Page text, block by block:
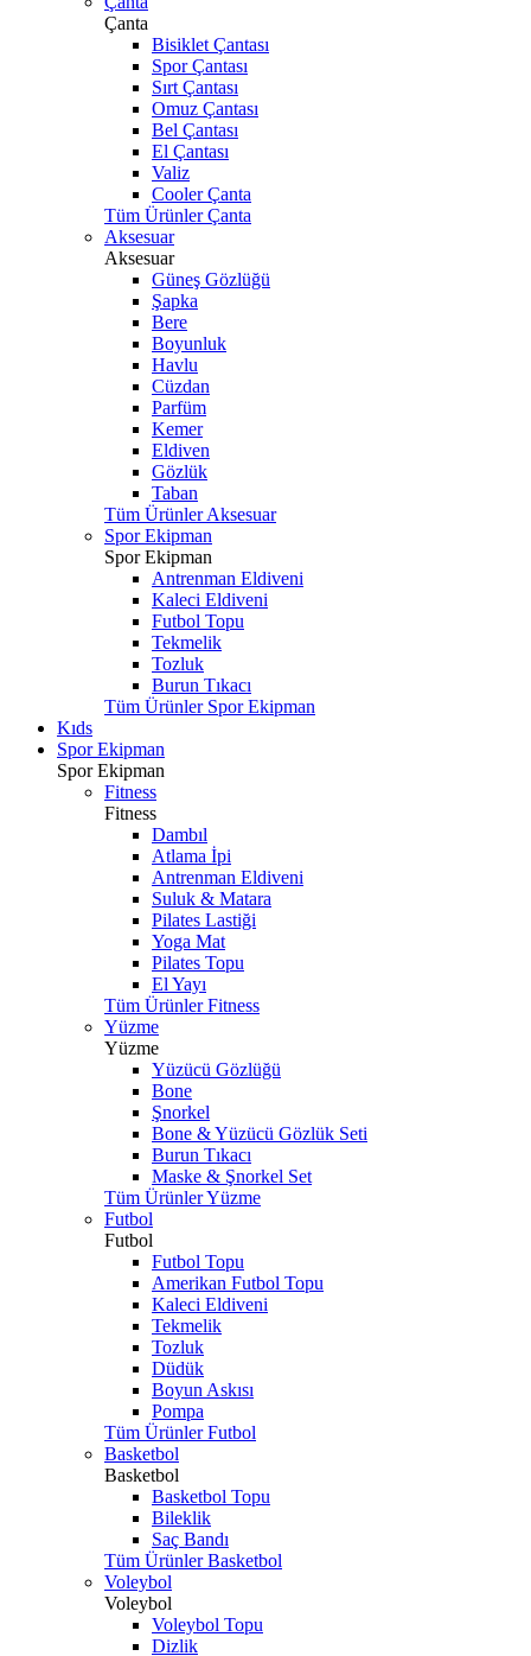
Çanta
Bisiklet Çantası
Spor Çantası
Sırt Çantası
Omuz Çantası
Bel Çantası
El Çantası
Valiz
Cooler Çanta
Tüm Ürünler Çanta
Aksesuar
Aksesuar
Güneş Gözlüğü
Şapka
Bere
Boyunluk
Havlu
Cüzdan
Parfüm
Kemer
Eldiven
Gözlük
Taban
Tüm Ürünler Aksesuar
Spor Ekipman
Spor Ekipman
Antrenman Eldiveni
Kaleci Eldiveni
Futbol Topu
Tekmelik
Tozluk
Burun Tıkacı
Tüm Ürünler Spor Ekipman
Kıds
Spor Ekipman
Spor Ekipman
Fitness
Fitness
Dambıl
Atlama İpi
Antrenman Eldiveni
Suluk & Matara
Pilates Lastiği
Yoga Mat
Pilates Topu
El Yayı
Tüm Ürünler Fitness
Yüzme
Yüzme
Yüzücü Gözlüğü
Bone
Şnorkel
Bone & Yüzücü Gözlük Seti
Burun Tıkacı
Maske & Şnorkel Set
Tüm Ürünler Yüzme
Futbol
Futbol
Futbol Topu
Amerikan Futbol Topu
Kaleci Eldiveni
Tekmelik
Tozluk
Düdük
Boyun Askısı
Pompa
Tüm Ürünler Futbol
Basketbol
Basketbol
Basketbol Topu
Bileklik
Saç Bandı
Tüm Ürünler Basketbol
Voleybol
Voleybol
Voleybol Topu
Dizlik